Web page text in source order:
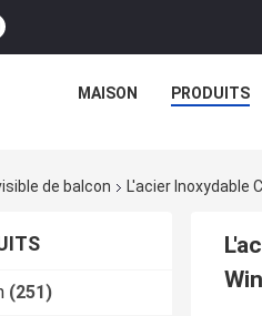
MAISON PRODUITS
de balcon L'acier Inoxydable
(251)